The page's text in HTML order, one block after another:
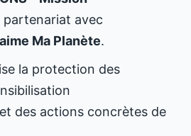
partenariat avec
Ma Planète.
la protection des
des actions concrètes de